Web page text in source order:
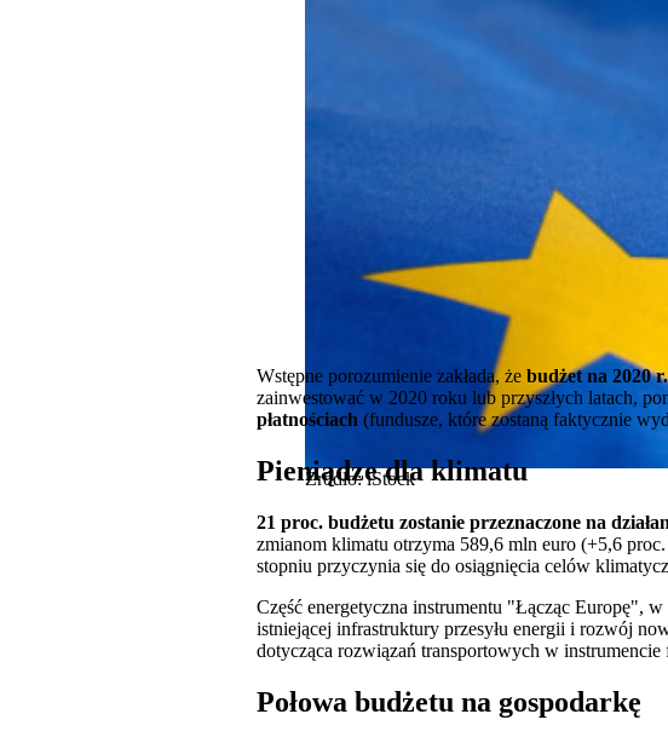
Źródło: iStock
Wstępne porozumienie zakłada, że budżet na 2020
zainwestować w 2020 roku lub przyszłych latach,
płatnościach (fundusze, które zostaną faktycznie
Pieniądze dla klimatu
21 proc. budżetu zostanie przeznaczone na
zmianom klimatu otrzyma 589,6 mln euro (+5,6
stopniu przyczynia się do osiągnięcia celów
Część energetyczna instrumentu "Łącząc Europę",
istniejącej infrastruktury przesyłu energii i rozwój
dotycząca rozwiązań transportowych w
Połowa budżetu na gospodarkę